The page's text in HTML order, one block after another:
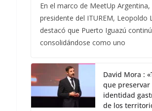
En el marco de MeetUp Argentina,
presidente del ITUREM, Leopoldo
destacó que Puerto Iguazú
consolidándose como uno
David Mora :
que preservar
identidad
de los